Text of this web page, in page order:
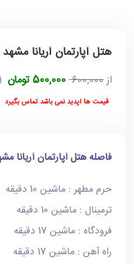
هتل آپارتمان آریانا مشهد
از600,000 500,000 تومان ( 1
قیمت ها آپدید نمی باشد تماس بگیرد
فاصله هتل آپارتمان آریانا
حرم مطهر : ماشین 10 دقیقه پیاده روی 14دقیقه
ترمینال : ماشین 10 دقیقه
فرودگاه : ماشین 17 دقیقه
راه آهن : ماشین 17 دقیقه